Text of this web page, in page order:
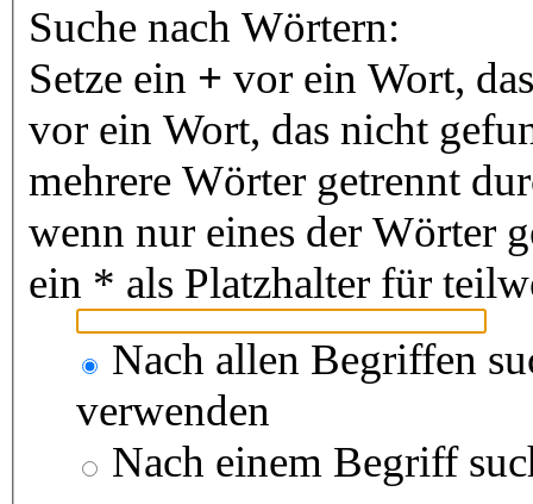
Suche nach Wörtern:
Setze ein + vor ein Wort,
vor ein Wort, das nicht
mehrere Wörter getrennt
wenn nur eines der Wörter
ein * als Platzhalter für
Nach allen Begriffen
verwenden
Nach einem Begriff